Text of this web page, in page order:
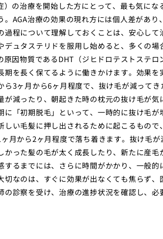
）の治療を開始した方にとって、最も気に
。AGA治療の効果の現れ方には個人差があ
過程について理解しておくことは、安心し
デュタステリドを服用し始めると、多くの
原因物質であるDHT（ジヒドロテストステ
期を長く保てるように働きかけます。効果
ら3ヶ月から6ヶ月程度で、抜け毛が減って
が減ったり、朝起きた時の枕元の抜け毛が
に「初期脱毛」といって、一時的に抜け毛
しい毛髪に押し出されるために起こるもので
月から2ヶ月程度で落ち着きます。抜け毛
かった髪の毛が太く成長したり、新たに産
するまでには、さらに時間がかかり、一般
切なのは、すぐに効果が出なくても焦らず
の診察を受け、治療の進捗状況を確認し、